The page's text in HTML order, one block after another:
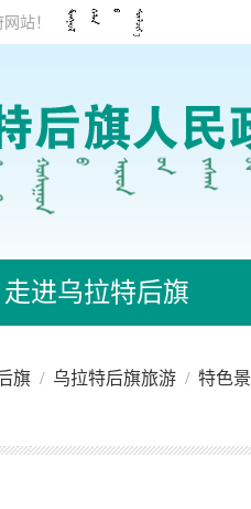
站！
走进乌拉特后旗
旗 / 乌拉特后旗旅游 / 特色